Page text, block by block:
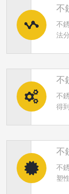
不
不
法
不
不
得
不
不
塑